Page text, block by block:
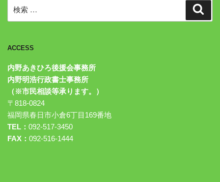
索:
ACCESS
内野あきひろ後援会事務所
内野明浩行政書士事務所
（※市民相談等承ります。）
〒818-0824
福岡県春日市小倉6丁目169番地
TEL： 092-517-3450
FAX： 092-516-1444